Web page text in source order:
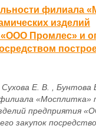
филиала
изделий
«ООО Промлес» и
Е. В. , Бунтова
«Мосплитка»
предприятия
закупок